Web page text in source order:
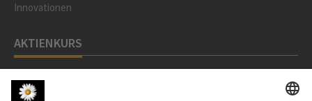
Innovationen
AKTIENKURS
SWX: Implenia AG
ISIN: CH0023868554